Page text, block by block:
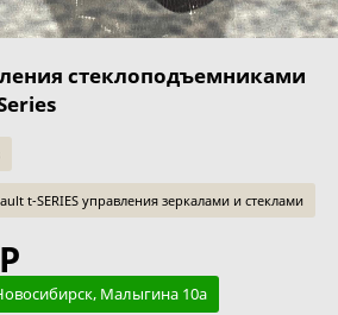
стеклоподъемниками
t-SERIES управления зеркалами и стеклами
Малыгина 10а